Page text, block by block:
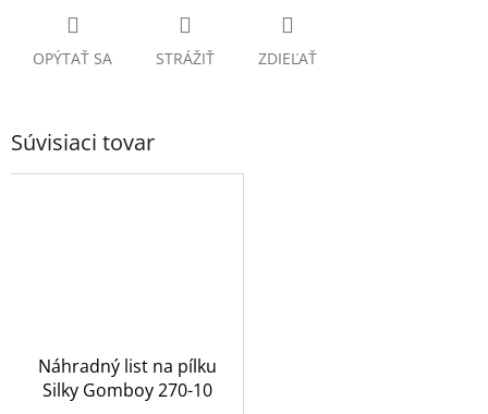
OPÝTAŤ SA STRÁŽIŤ ZDIEĽAŤ
Súvisiaci tovar
Náhradný list na pílku
Silky Gomboy 270-10